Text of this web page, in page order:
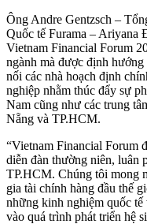
Ông Andre Gentzsch –
Quốc tế Furama – Ariyana
Vietnam Financial Forum
ngành mà được định
nối các nhà hoạch định
nghiệp nhằm thúc đẩy sự
Nam cũng như các trung
Nẵng và TP.HCM.
“Vietnam Financial Forum
diễn đàn thường niên, luân
TP.HCM. Chúng tôi mong
gia tài chính hàng đầu thế
những kinh nghiệm quốc tế
vào quá trình phát triển hệ